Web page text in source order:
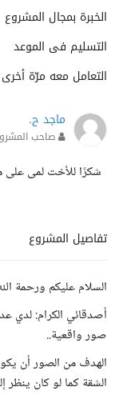
الخبرة بمجال المشروع
التسليم فى الموعد
التعامل معه مرّة أخرى
ماجد ح.
صاحب
شكرًا للأخت لمى على
تفاصيل المشروع
السلام عليكم ورحمة
صور واقعية..
الهدف من الصور أن
الشقة كما لو كان ينظر